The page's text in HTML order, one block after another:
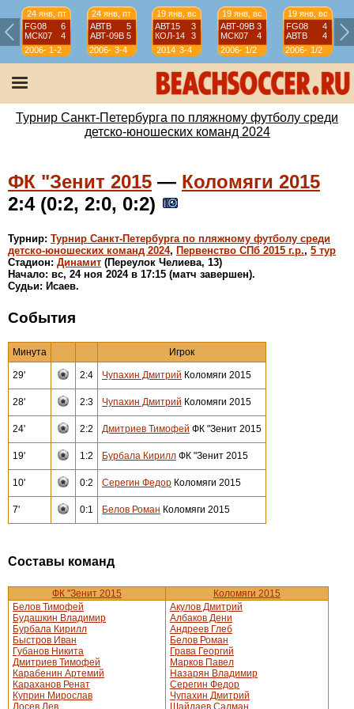
24 янв, пт
FG08
6
МСК07
4
2006-
07
1-2
24 янв, пт
АВТВ
5
АВТ-09B 5
2006-
07
3-4
19 янв, вс
АВТ15
3
КОЛ-14
3
2014 3-4
19 янв, вс
АВТ-09B 3
МСК07
4
2006-
07
1/2
19 янв, вс
FG08
4
АВТВ
4
2006-
07
1/2
Турнир Санкт-Петербурга по пляжному футболу среди
детско-юношеских команд 2024
ФК "Зенит 2015 — Коломяги 2015
2:4 (0:2, 2:0, 0:2)
Турнир: Турнир Санкт-Петербурга по пляжному футболу среди
детско-юношеских команд 2024, Первенство СПб 2015 г.р., 5 тур
Стадион: Динамит (Переулок Челиева, 13)
Начало: вс, 24 ноя 2024 в 17:15 (матч завершен).
Судьи: Исаев.
События
Минута Игрок
29' 2:4 Чупахин Дмитрий Коломяги 2015
28' 2:3 Чупахин Дмитрий Коломяги 2015
24' 2:2 Дмитриев Тимофей ФК "Зенит 2015
19' 1:2 Бурбала Кирилл ФК "Зенит 2015
10' 0:2 Серегин Федор Коломяги 2015
7' 0:1 Белов Роман Коломяги 2015
Составы команд
ФК "Зенит 2015
Коломяги 2015
Белов Тимофей
Будашкин Владимир
Бурбала Кирилл
Быстров Иван
Губанов Никита
Дмитриев Тимофей
Карабенин Артемий
Караханов Ренат
Куприн Мирослав
Лосев Лев
Акулов Дмитрий
Албаков Дени
Андреев Глеб
Белов Роман
Грава Георгий
Марков Павел
Назарян Владимир
Серегин Федор
Чупахин Дмитрий
Шайдаев Салман